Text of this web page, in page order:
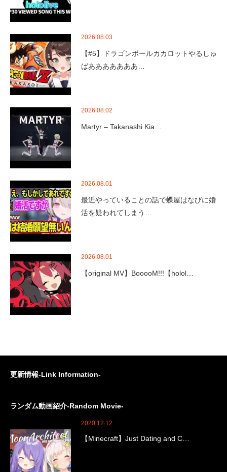
2026.08.03
【#5】ドラゴンボールカカロットやるしゅ
ばあああああああ…
2026.08.02
Martyr – Takanashi Kia…
2026.08.01
最近やっていることの話で蝶屋はなびに婚
活を疑われてしまう…
2026.08.01
【original MV】BooooM!!!【holol…
更新情報-Link Information-
ランダム動画紹介-Random Movie-
2020.12.12
【Minecraft】Just Dating and C…